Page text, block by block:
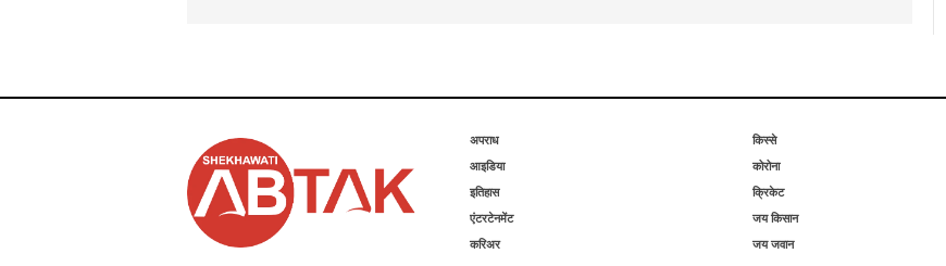
अपराध
आइडिया
इतिहास
एंटरटेनमेंट
करिअर
किस्से
कोरोना
क्रिकेट
जय किसान
जय जवान